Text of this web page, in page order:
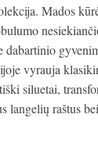
Mados
dabartinio
vyrauja
siluetai,
langelių raštus